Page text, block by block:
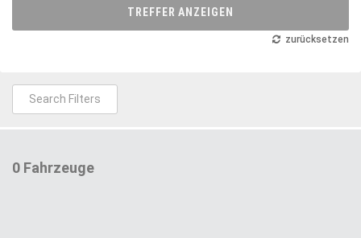
TREFFER ANZEIGEN
zurücksetzen
Search Filters
0 Fahrzeuge